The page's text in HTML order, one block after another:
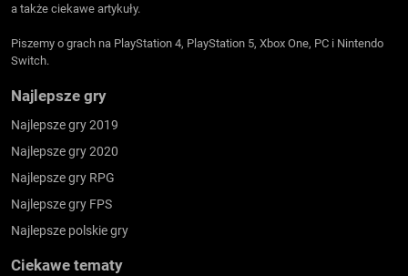
a także ciekawe artykuły.
Piszemy o grach na PlayStation 4, PlayStation 5, Xbox One, PC i Nintendo
Switch.
Najlepsze gry
Najlepsze gry 2019
Najlepsze gry 2020
Najlepsze gry RPG
Najlepsze gry FPS
Najlepsze polskie gry
Ciekawe tematy